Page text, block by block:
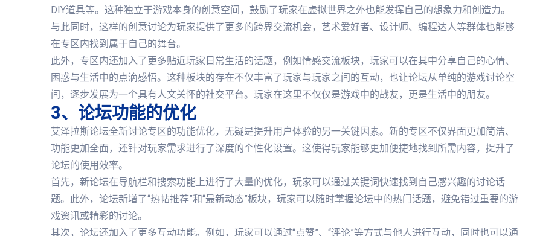
DIY道具等。这种独立于游戏本身的创意空间，鼓励了玩家在虚拟世界之外也能发挥自己的想象力和创造力。
与此同时，这样的创意讨论为玩家提供了更多的跨界交流机会，艺术爱好者、设计师、编程达人等群体也能够
在专区内找到属于自己的舞台。
此外，专区内还加入了更多贴近玩家日常生活的话题，例如情感交流板块，玩家可以在其中分享自己的心情、
困惑与生活中的点滴感悟。这种板块的存在不仅丰富了玩家与玩家之间的互动，也让论坛从单纯的游戏讨论空
间，逐步发展为一个具有人文关怀的社交平台。玩家在这里不仅仅是游戏中的战友，更是生活中的朋友。
3、论坛功能的优化
艾泽拉斯论坛全新讨论专区的功能优化，无疑是提升用户体验的另一关键因素。新的专区不仅界面更加简洁、
功能更加全面，还针对玩家需求进行了深度的个性化设置。这使得玩家能够更加便捷地找到所需内容，提升了
论坛的使用效率。
首先，新论坛在导航栏和搜索功能上进行了大量的优化，玩家可以通过关键词快速找到自己感兴趣的讨论话
题。此外，论坛新增了“热帖推荐”和“最新动态”板块，玩家可以随时掌握论坛中的热门话题，避免错过重要的游
戏资讯或精彩的讨论。
其次，论坛还加入了更多互动功能。例如，玩家可以通过“点赞”、“评论”等方式与他人进行互动，同时也可以通